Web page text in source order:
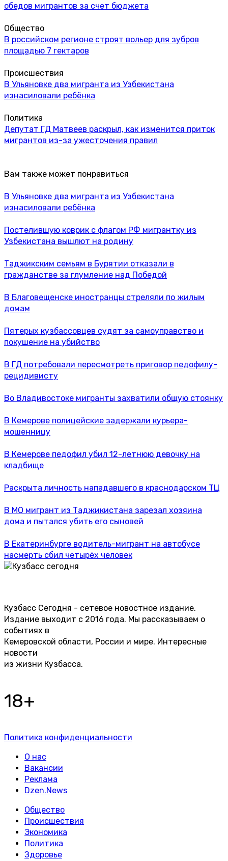
обедов мигрантов за счет бюджета
Общество
В российском регионе строят вольер для зубров
площадью 7 гектаров
Происшествия
В Ульяновке два мигранта из Узбекистана
изнасиловали ребёнка
Политика
Депутат ГД Матвеев раскрыл, как изменится приток
мигрантов из-за ужесточения правил
Вам также может понравиться
В Ульяновке два мигранта из Узбекистана
изнасиловали ребёнка
Постелившую коврик с флагом РФ мигрантку из
Узбекистана вышлют на родину
Таджикским семьям в Бурятии отказали в
гражданстве за глумление над Победой
В Благовещенске иностранцы стреляли по жилым
домам
Пятерых кузбассовцев судят за самоуправство и
покушение на убийство
В ГД потребовали пересмотреть приговор педофилу-
рецидивисту
Во Владивостоке мигранты захватили общую стоянку
В Кемерове полицейские задержали курьера-
мошенницу
В Кемерове педофил убил 12-летнюю девочку на
кладбище
Раскрыта личность нападавшего в краснодарском ТЦ
В МО мигрант из Таджикистана зарезал хозяина
дома и пытался убить его сыновей
В Екатеринбурге водитель-мигрант на автобусе
насмерть сбил четырёх человек
Кузбасс Сегодня - сетевое новостное издание.
Издание выходит с 2016 года. Мы рассказываем о
событиях в
Кемеровской области, России и мире. Интересные
новости
из жизни Кузбасса.
18+
Политика конфиденциальности
О нас
Вакансии
Реклама
Dzen.News
Общество
Происшествия
Экономика
Политика
Здоровье